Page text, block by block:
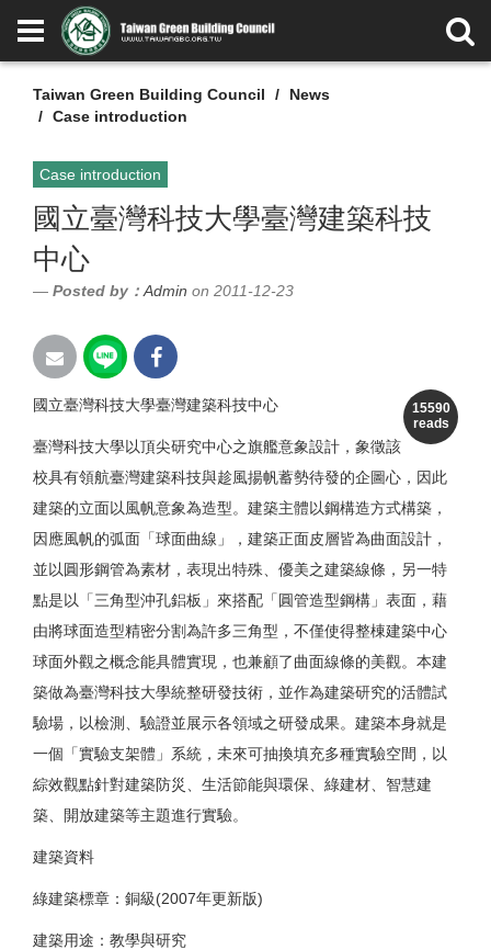
Taiwan Green Building Council
News
Case introduction
Case introduction
國立臺灣科技大學臺灣建築科技
中心
Posted by： Admin on 2011-12-23
15590
reads
國立臺灣科技大學臺灣建築科技中心
臺灣科技大學以頂尖研究中心之旗艦意象設計，象徵該
校具有領航臺灣建築科技與趁風揚帆蓄勢待發的企圖心，因此
建築的立面以風帆意象為造型。建築主體以鋼構造方式構築，
因應風帆的弧面「球面曲線」，建築正面皮層皆為曲面設計，
並以圓形鋼管為素材，表現出特殊、優美之建築線條，另一特
點是以「三角型沖孔鋁板」來搭配「圓管造型鋼構」表面，藉
由將球面造型精密分割為許多三角型，不僅使得整棟建築中心
球面外觀之概念能具體實現，也兼顧了曲面線條的美觀。本建
築做為臺灣科技大學統整研發技術，並作為建築研究的活體試
驗場，以檢測、驗證並展示各領域之研發成果。建築本身就是
一個「實驗支架體」系統，未來可抽換填充多種實驗空間，以
綜效觀點針對建築防災、生活節能與環保、綠建材、智慧建
築、開放建築等主題進行實驗。
建築資料
綠建築標章：銅級(2007年更新版)
建築用途：教學與研究